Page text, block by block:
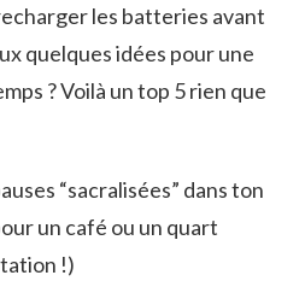
les batteries avant
quelques idées pour une
? Voilà un top 5 rien que
“sacralisées” dans ton
un café ou un quart
!)